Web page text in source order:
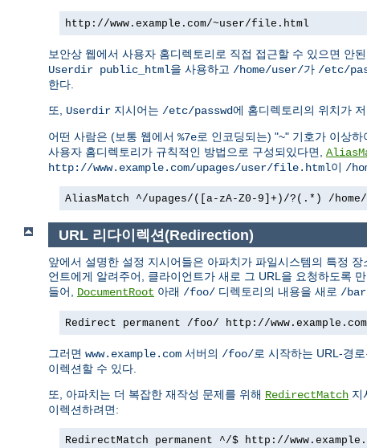
http://www.example.com/~user/file.html
보안상 웹에서 사용자 홈디렉토리로 직접 접근할 수 있으면 안
Userdir public_html을 사용하고 /home/user/가 /etc/
한다.
또, Userdir 지시어는 /etc/passwd에 홈디렉토리의 위치가
어떤 사람은 (보통 웹에서 %7e로 인코딩되는) "~" 기호가 이상
사용자 홈디렉토리가 규칙적인 방법으로 구성되있다면,
http://www.example.com/upages/user/file.html이 /
AliasMatch ^/upages/([a-zA-Z0-9]+)/?(.*) /
URL 리다이렉션(Redirection)
앞에서 설명한 설정 지시어들은 아파치가 파일시스템의 특정
언트에게 알려주어, 클라이언트가 새로 그 URL을 요청하도록
들어, DocumentRoot 아래 /foo/ 디렉토리의 내용을 새로 /
Redirect permanent /foo/ http://
그러면 www.example.com 서버의 /foo/로 시작하는 URL-경로
이렉션할 수 있다.
또, 아파치는 더 복잡한 재작성 문제를 위해 RedirectMatch 지
이렉션하려면:
RedirectMatch permanent ^/$ http://